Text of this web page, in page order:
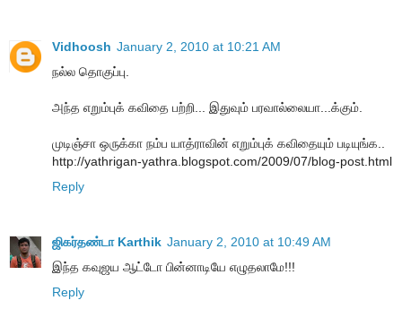
Vidhoosh January 2, 2010 at 10:21 AM
நல்ல தொகுப்பு.
அந்த எறும்புக் கவிதை பற்றி... இதுவும் பரவால்லையா...க்கும்.
முடிஞ்சா ஒருக்கா நம்ப யாத்ராவின் எறும்புக் கவிதையும் படியுங்க..
http://yathrigan-yathra.blogspot.com/2009/07/blog-post.html
Reply
ஜிகர்தண்டா Karthik January 2, 2010 at 10:49 AM
இந்த கவுஜய ஆட்டோ பின்னாடியே எழுதலாமே!!!
Reply